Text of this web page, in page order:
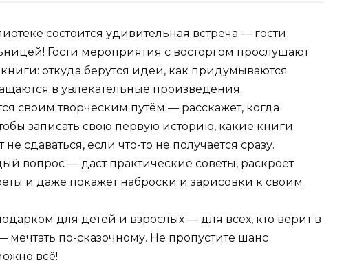
состоится удивительная встреча — гости
Гости мероприятия с восторгом прослушают
откуда берутся идеи, как придумываются
в увлекательные произведения.
своим творческим путём — расскажет, когда
записать свою первую историю, какие книги
сдаваться, если что-то не получается сразу.
вопрос — даст практические советы, раскроет
и даже покажет наброски и зарисовки к своим
для детей и взрослых — для всех, кто верит в
мечтать по-сказочному. Не пропустите шанс
всё!